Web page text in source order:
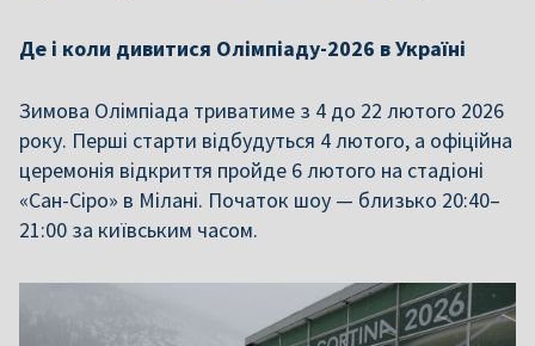
Де і коли дивитися Олімпіаду-2026 в Україні
Зимова Олімпіада триватиме з 4 до 22 лютого 2026
року. Перші старти відбудуться 4 лютого, а офіційна
церемонія відкриття пройде 6 лютого на стадіоні
«Сан-Сіро» в Мілані. Початок шоу — близько 20:40–
21:00 за київським часом.